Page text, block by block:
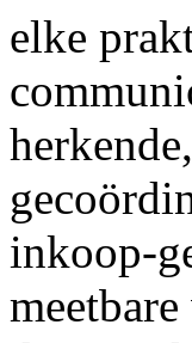
elke
inkoop-